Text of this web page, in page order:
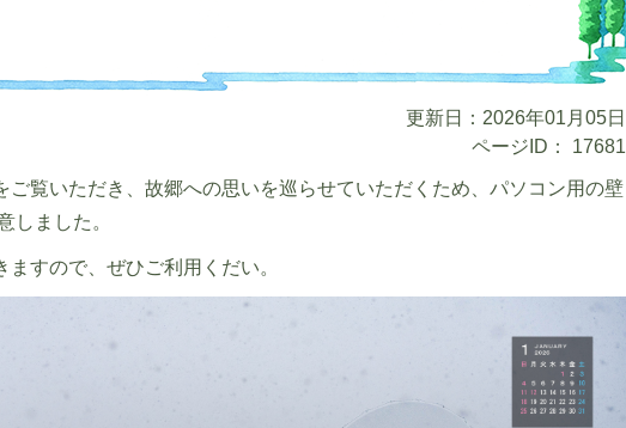
更新日：2026年01月05日
ページID：
17681
ご覧いただき、故郷への思いを巡らせていただくため、パソコン用の壁
しました。
すので、ぜひご利用くだい。